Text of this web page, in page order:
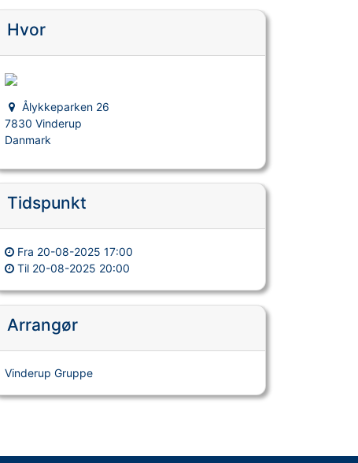
Hvor
Ålykkeparken 26
7830 Vinderup
Danmark
Tidspunkt
Fra 20-08-2025 17:00
Til 20-08-2025 20:00
Arrangør
Vinderup Gruppe